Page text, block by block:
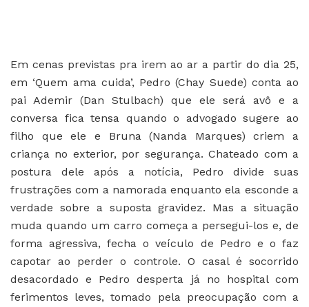
Em cenas previstas pra irem ao ar a partir do dia 25,
em ‘Quem ama cuida’, Pedro (Chay Suede) conta ao
pai Ademir (Dan Stulbach) que ele será avô e a
conversa fica tensa quando o advogado sugere ao
filho que ele e Bruna (Nanda Marques) criem a
criança no exterior, por segurança. Chateado com a
postura dele após a notícia, Pedro divide suas
frustrações com a namorada enquanto ela esconde a
verdade sobre a suposta gravidez. Mas a situação
muda quando um carro começa a persegui-los e, de
forma agressiva, fecha o veículo de Pedro e o faz
capotar ao perder o controle. O casal é socorrido
desacordado e Pedro desperta já no hospital com
ferimentos leves, tomado pela preocupação com a